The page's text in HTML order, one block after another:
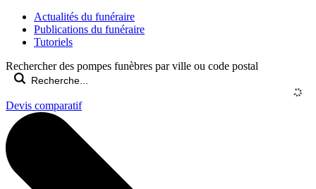
Actualités du funéraire
Publications du funéraire
Tutoriels
Rechercher des pompes funèbres par ville ou code postal
Devis comparatif